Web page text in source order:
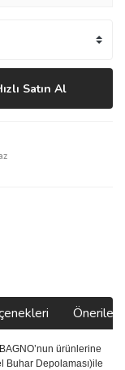
Satın Al
ürünlerine
Buhar Depolaması)ile